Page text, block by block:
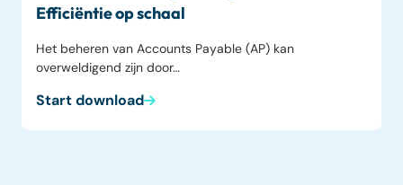
Efficiëntie op schaal
Het beheren van Accounts Payable (AP) kan
overweldigend zijn door…
Start download